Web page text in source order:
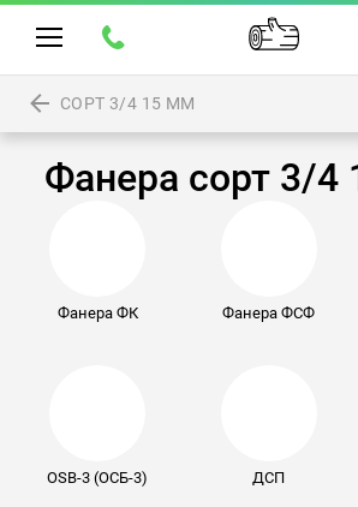
СОРТ 3/4 15 ММ
Фанера сорт 3/4
Фанера ФК Фанера ФСФ
OSB-3 (ОСБ-3) ДСП